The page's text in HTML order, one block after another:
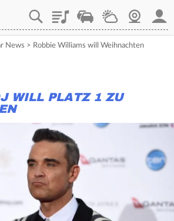
PlaylistVerkehrWetterWebcam
News > Robbie Williams will Weihnachten
WILL PLATZ 1 ZU